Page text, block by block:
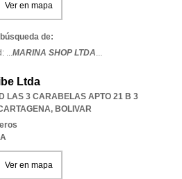
Ver en mapa
de:
...MARINA SHOP LTDA...
Ltda
LAS 3 CARABELAS APTO 21 B 3
, BOLIVAR
Ver en mapa